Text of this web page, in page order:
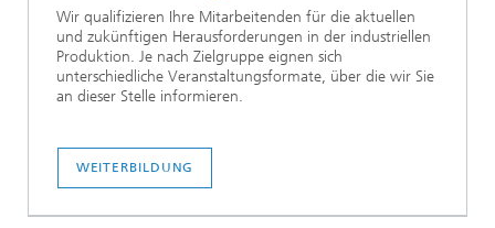
Wir qualifizieren Ihre Mitarbeitenden für die aktuellen
und zukünftigen Herausforderungen in der industriellen
Produktion. Je nach Zielgruppe eignen sich
unterschiedliche Veranstaltungsformate, über die wir Sie
an dieser Stelle informieren.
WEITERBILDUNG